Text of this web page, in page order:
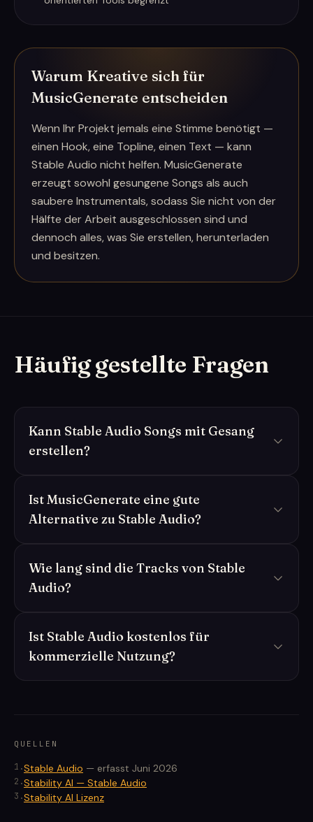
Warum Kreative sich für
MusicGenerate entscheiden
Wenn Ihr Projekt jemals eine Stimme benötigt —
einen Hook, eine Topline, einen Text — kann
Stable Audio nicht helfen. MusicGenerate
erzeugt sowohl gesungene Songs als auch
saubere Instrumentals, sodass Sie nicht von der
Hälfte der Arbeit ausgeschlossen sind und
dennoch alles, was Sie erstellen, herunterladen
und besitzen.
Häufig gestellte Fragen
Kann Stable Audio Songs mit Gesang
erstellen?
Ist MusicGenerate eine gute
Alternative zu Stable Audio?
Wie lang sind die Tracks von Stable
Audio?
Ist Stable Audio kostenlos für
kommerzielle Nutzung?
QUELLEN
1 .Stable Audio — erfasst Juni 2026
2 .Stability AI — Stable Audio
3 .Stability AI Lizenz